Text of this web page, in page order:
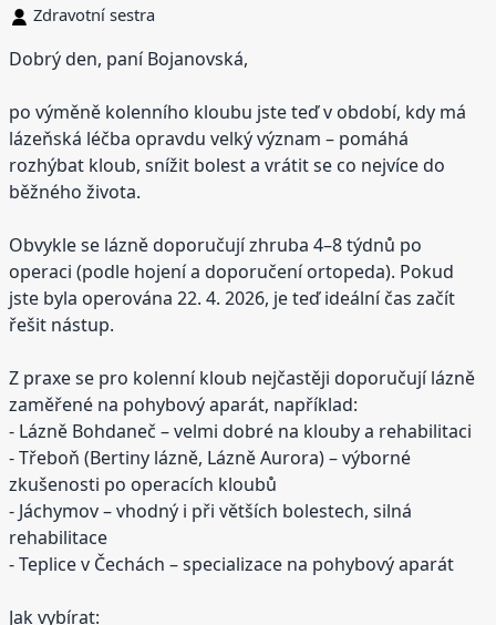
Zdravotní sestra
Dobrý den, paní Bojanovská,
po výměně kolenního kloubu jste teď v období, kdy má
lázeňská léčba opravdu velký význam – pomáhá
rozhýbat kloub, snížit bolest a vrátit se co nejvíce do
běžného života.
Obvykle se lázně doporučují zhruba 4–8 týdnů po
operaci (podle hojení a doporučení ortopeda). Pokud
jste byla operována 22. 4. 2026, je teď ideální čas začít
řešit nástup.
Z praxe se pro kolenní kloub nejčastěji doporučují lázně
zaměřené na pohybový aparát, například:
- Lázně Bohdaneč – velmi dobré na klouby a rehabilitaci
- Třeboň (Bertiny lázně, Lázně Aurora) – výborné
zkušenosti po operacích kloubů
- Jáchymov – vhodný i při větších bolestech, silná
rehabilitace
- Teplice v Čechách – specializace na pohybový aparát
Jak vybírat: